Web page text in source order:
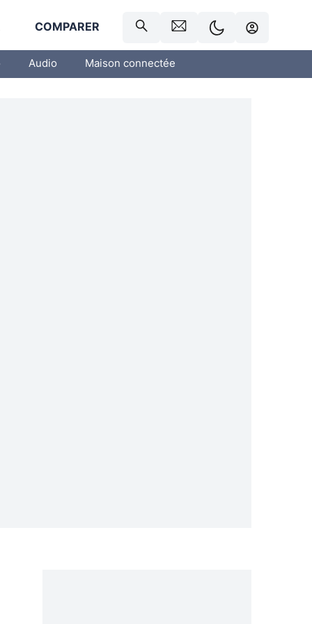
COMPARER
Audio Maison connectée